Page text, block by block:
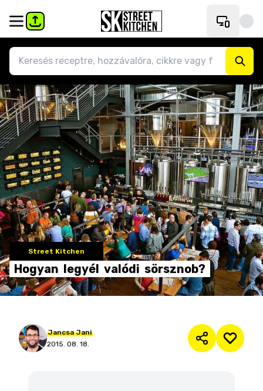
Street Kitchen
Hogyan legyél valódi sörsznob?
Jancsa Jani
2015. 08. 18.